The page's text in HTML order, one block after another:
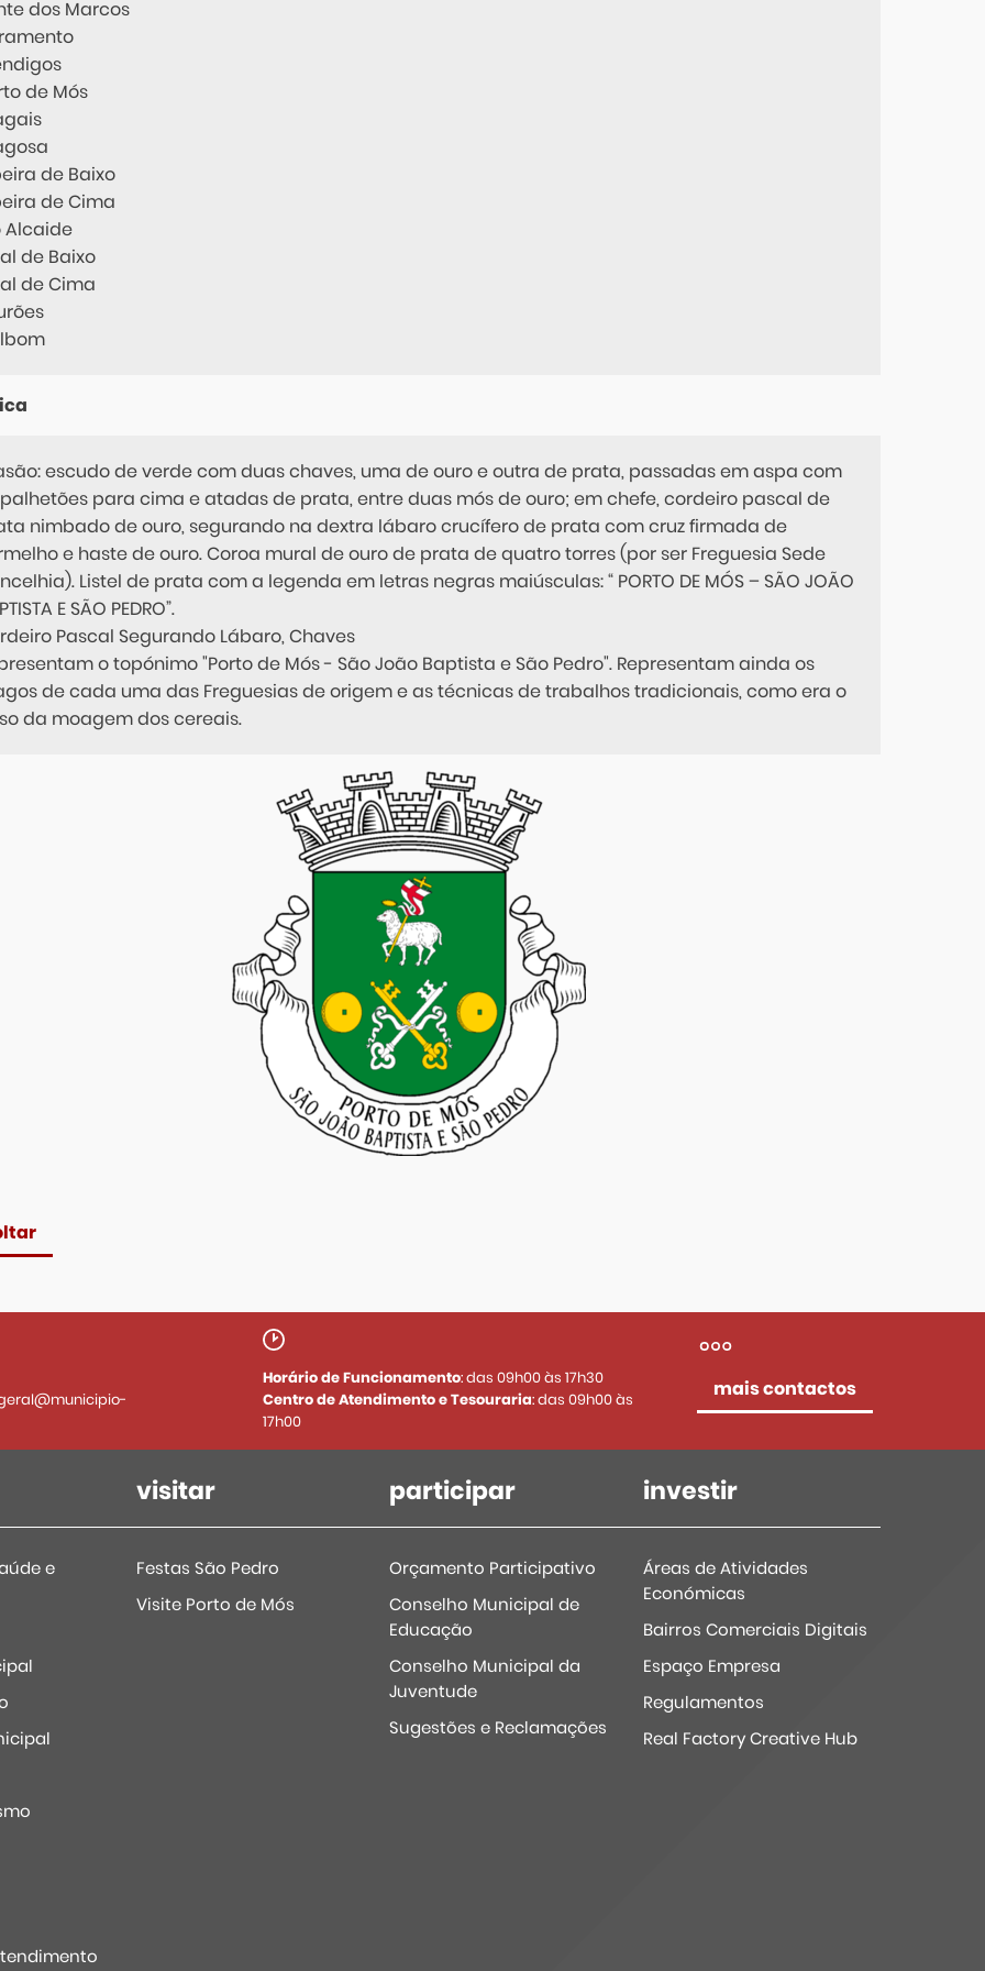
dos Marcos
de Mós
de Baixo
de Cima
Alcaide
de Baixo
de Cima
escudo de verde com duas chaves, uma de ouro e outra de prata, passadas em aspa com
para cima e atadas de prata, entre duas mós de ouro; em chefe, cordeiro pascal de
nimbado de ouro, segurando na dextra lábaro crucífero de prata com cruz firmada de
e haste de ouro. Coroa mural de ouro de prata de quatro torres (por ser Freguesia Sede
Listel de prata com a legenda em letras negras maiúsculas: “ PORTO DE MÓS – SÃO JOÃO
E SÃO PEDRO”.
Pascal Segurando Lábaro, Chaves
o topónimo "Porto de Mós - São João Baptista e São Pedro". Representam ainda os
de cada uma das Freguesias de origem e as técnicas de trabalhos tradicionais, como era o
da moagem dos cereais.
Horário de Funcionamento: das 09h00 às 17h30
Centro de Atendimento e Tesouraria: das 09h00 às
17h00
mais contactos
e
visitar
Festas São Pedro
Visite Porto de Mós
participar
Orçamento Participativo
Conselho Municipal de
Educação
Conselho Municipal da
Juventude
Sugestões e Reclamações
investir
Áreas de Atividades
Económicas
Bairros Comerciais Digitais
Espaço Empresa
Regulamentos
Real Factory Creative Hub